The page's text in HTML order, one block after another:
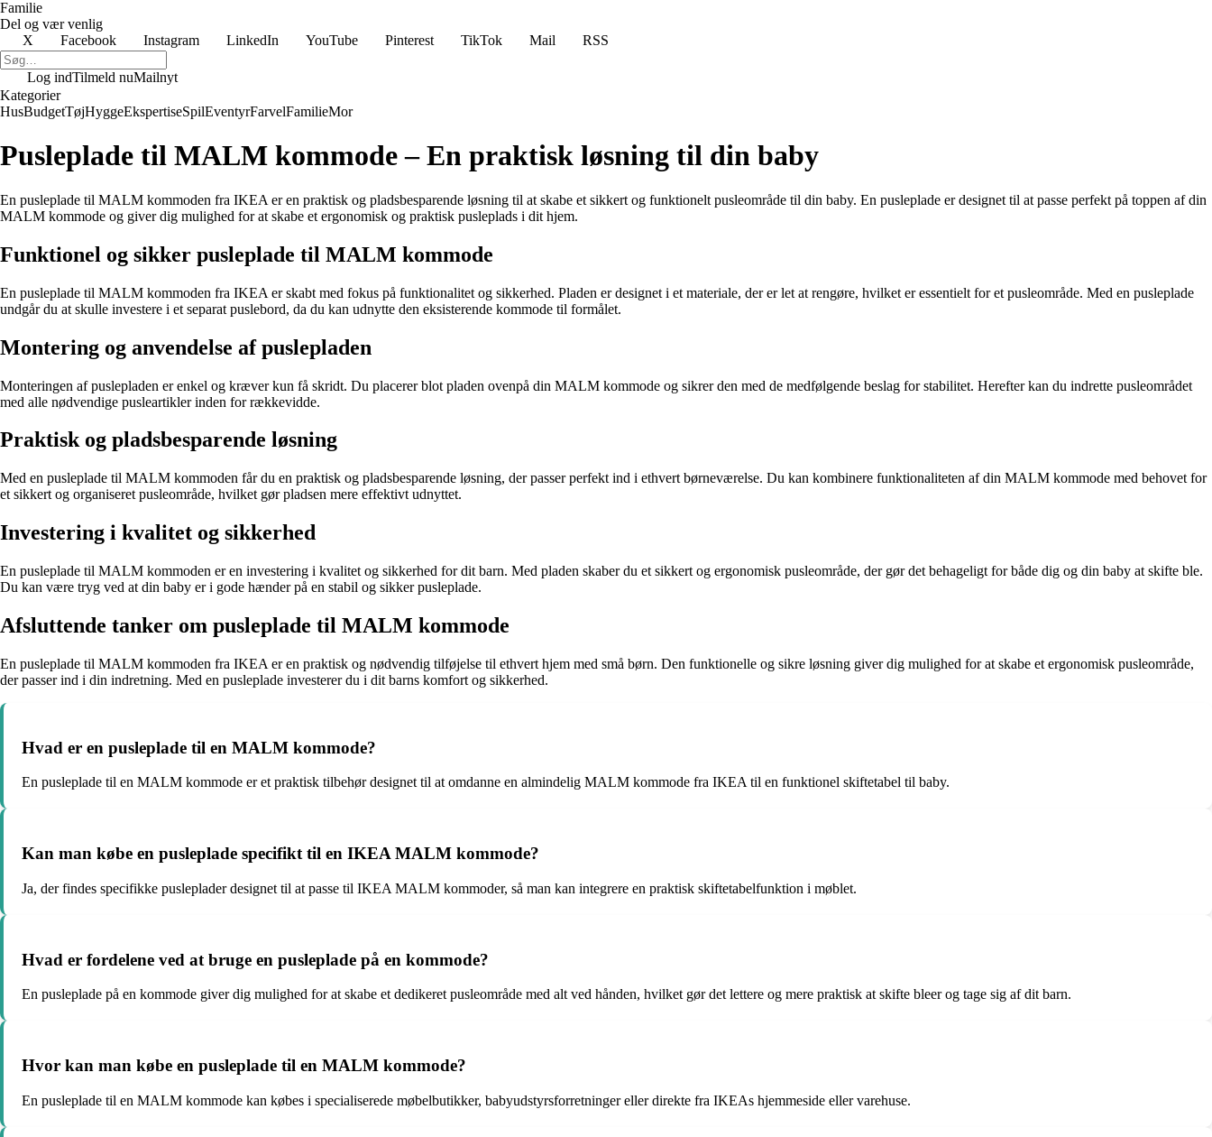
Familie
Del og vær venlig
X
Facebook Instagram LinkedIn YouTube Pinterest TikTok Mail RSS
Log indTilmeld nuMailnyt
Kategorier
HusBudgetTøjHyggeEkspertiseSpilEventyrFarvelFamilieMor
Pusleplade til MALM kommode – En praktisk løsning til din baby
En pusleplade til MALM kommoden fra IKEA er en praktisk og pladsbesparende løsning til at skabe et sikkert og funktionelt pusleområde til din baby. En pusleplade er designet til at passe perfekt på toppen af din
MALM kommode og giver dig mulighed for at skabe et ergonomisk og praktisk pusleplads i dit hjem.
Funktionel og sikker pusleplade til MALM kommode
En pusleplade til MALM kommoden fra IKEA er skabt med fokus på funktionalitet og sikkerhed. Pladen er designet i et materiale, der er let at rengøre, hvilket er essentielt for et pusleområde. Med en pusleplade
undgår du at skulle investere i et separat puslebord, da du kan udnytte den eksisterende kommode til formålet.
Montering og anvendelse af puslepladen
Monteringen af puslepladen er enkel og kræver kun få skridt. Du placerer blot pladen ovenpå din MALM kommode og sikrer den med de medfølgende beslag for stabilitet. Herefter kan du indrette pusleområdet
med alle nødvendige pusleartikler inden for rækkevidde.
Praktisk og pladsbesparende løsning
Med en pusleplade til MALM kommoden får du en praktisk og pladsbesparende løsning, der passer perfekt ind i ethvert børneværelse. Du kan kombinere funktionaliteten af din MALM kommode med behovet for
et sikkert og organiseret pusleområde, hvilket gør pladsen mere effektivt udnyttet.
Investering i kvalitet og sikkerhed
En pusleplade til MALM kommoden er en investering i kvalitet og sikkerhed for dit barn. Med pladen skaber du et sikkert og ergonomisk pusleområde, der gør det behageligt for både dig og din baby at skifte ble.
Du kan være tryg ved at din baby er i gode hænder på en stabil og sikker pusleplade.
Afsluttende tanker om pusleplade til MALM kommode
En pusleplade til MALM kommoden fra IKEA er en praktisk og nødvendig tilføjelse til ethvert hjem med små børn. Den funktionelle og sikre løsning giver dig mulighed for at skabe et ergonomisk pusleområde,
der passer ind i din indretning. Med en pusleplade investerer du i dit barns komfort og sikkerhed.
Hvad er en pusleplade til en MALM kommode?
En pusleplade til en MALM kommode er et praktisk tilbehør designet til at omdanne en almindelig MALM kommode fra IKEA til en funktionel skiftetabel til baby.
Kan man købe en pusleplade specifikt til en IKEA MALM kommode?
Ja, der findes specifikke pusleplader designet til at passe til IKEA MALM kommoder, så man kan integrere en praktisk skiftetabelfunktion i møblet.
Hvad er fordelene ved at bruge en pusleplade på en kommode?
En pusleplade på en kommode giver dig mulighed for at skabe et dedikeret pusleområde med alt ved hånden, hvilket gør det lettere og mere praktisk at skifte bleer og tage sig af dit barn.
Hvor kan man købe en pusleplade til en MALM kommode?
En pusleplade til en MALM kommode kan købes i specialiserede møbelbutikker, babyudstyrsforretninger eller direkte fra IKEAs hjemmeside eller varehuse.